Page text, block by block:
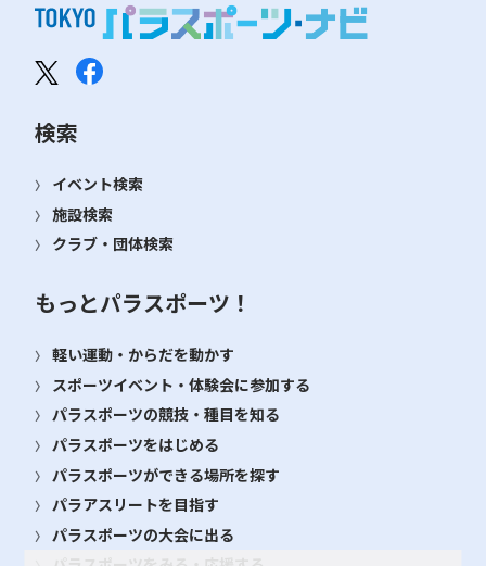
検索
イベント検索
施設検索
クラブ・団体検索
もっとパラスポーツ！
軽い運動・からだを動かす
スポーツイベント・体験会に参加する
パラスポーツの競技・種目を知る
パラスポーツをはじめる
パラスポーツができる場所を探す
パラアスリートを目指す
パラスポーツの大会に出る